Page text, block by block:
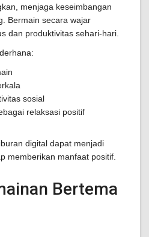
menjaga keseimbangan
Bermain secara wajar
dan produktivitas sehari-hari.
sosial
relaksasi positif
digital dapat menjadi
memberikan manfaat positif.
Bertema